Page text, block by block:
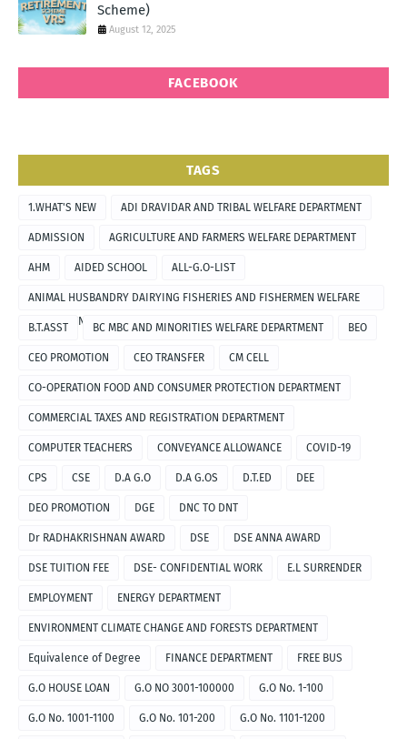
Scheme)
August 12, 2025
FACEBOOK
TAGS
1.WHAT'S NEW ADI DRAVIDAR AND TRIBAL WELFARE DEPARTMENT
ADMISSION AGRICULTURE AND FARMERS WELFARE DEPARTMENT
AHM AIDED SCHOOL ALL-G.O-LIST
ANIMAL HUSBANDRY DAIRYING FISHERIES AND FISHERMEN WELFARE
DEPARTMENT
B.T.ASST BC MBC AND MINORITIES WELFARE DEPARTMENT BEO
CEO PROMOTION CEO TRANSFER CM CELL
CO-OPERATION FOOD AND CONSUMER PROTECTION DEPARTMENT
COMMERCIAL TAXES AND REGISTRATION DEPARTMENT
COMPUTER TEACHERS CONVEYANCE ALLOWANCE COVID-19
CPS CSE D.A G.O D.A G.OS D.T.ED DEE
DEO PROMOTION DGE DNC TO DNT
Dr RADHAKRISHNAN AWARD DSE DSE ANNA AWARD
DSE TUITION FEE DSE- CONFIDENTIAL WORK E.L SURRENDER
EMPLOYMENT ENERGY DEPARTMENT
ENVIRONMENT CLIMATE CHANGE AND FORESTS DEPARTMENT
Equivalence of Degree FINANCE DEPARTMENT FREE BUS
G.O HOUSE LOAN G.O NO 3001-100000 G.O No. 1-100
G.O No. 1001-1100 G.O No. 101-200 G.O No. 1101-1200